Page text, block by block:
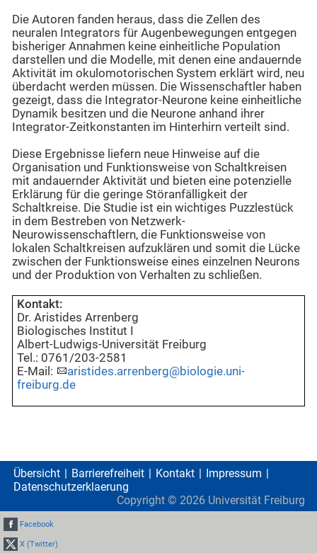
Die Autoren fanden heraus, dass die Zellen des
neuralen Integrators für Augenbewegungen entgegen
bisheriger Annahmen keine einheitliche Population
darstellen und die Modelle, mit denen eine andauernde
Aktivität im okulomotorischen System erklärt wird, neu
überdacht werden müssen. Die Wissenschaftler haben
gezeigt, dass die Integrator-Neurone keine einheitliche
Dynamik besitzen und die Neurone anhand ihrer
Integrator-Zeitkonstanten im Hinterhirn verteilt sind.
Diese Ergebnisse liefern neue Hinweise auf die
Organisation und Funktionsweise von Schaltkreisen
mit andauernder Aktivität und bieten eine potenzielle
Erklärung für die geringe Störanfälligkeit der
Schaltkreise. Die Studie ist ein wichtiges Puzzlestück
in dem Bestreben von Netzwerk-
Neurowissenschaftlern, die Funktionsweise von
lokalen Schaltkreisen aufzuklären und somit die Lücke
zwischen der Funktionsweise eines einzelnen Neurons
und der Produktion von Verhalten zu schließen.
Kontakt:
Dr. Aristides Arrenberg
Biologisches Institut I
Albert-Ludwigs-Universität Freiburg
Tel.: 0761/203-2581
E-Mail:
aristides.arrenberg@biologie.uni-
freiburg.de
Übersicht Barrierefreiheit Kontakt
Impressum
Datenschutzerklaerung
Copyright © 2026 Universität Freiburg
Facebook
X (Twitter)